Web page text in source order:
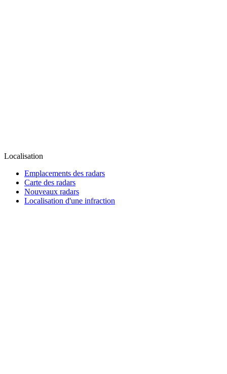
Localisation
Emplacements des radars
Carte des radars
Nouveaux radars
Localisation d'une infraction